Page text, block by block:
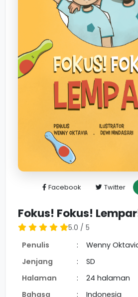
Facebook Twitter
Fokus! Fokus!
5.0 / 5
Penulis
:
Wenny
Jenjang
:
SD
Halaman
:
24 halaman
Bahasa
:
Indonesia